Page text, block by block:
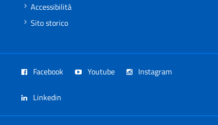
Accessibilità
Sito storico
Facebook Youtube Instagram
Linkedin